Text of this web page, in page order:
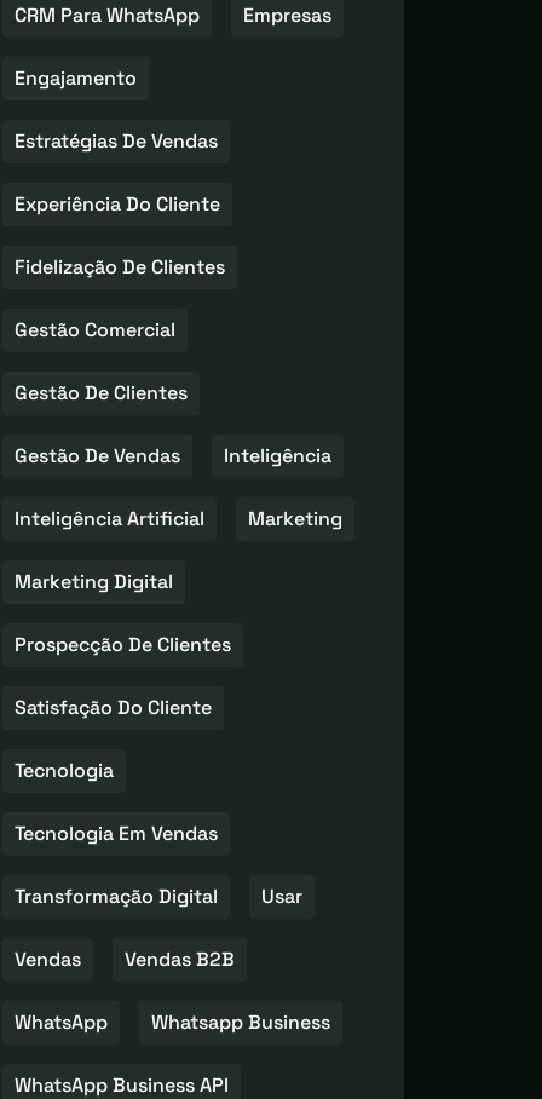
CRM Para WhatsApp Empresas
Engajamento
Estratégias De Vendas
Experiência Do Cliente
Fidelização De Clientes
Gestão Comercial
Gestão De Clientes
Gestão De Vendas Inteligência
Inteligência Artificial Marketing
Marketing Digital
Prospecção De Clientes
Satisfação Do Cliente
Tecnologia
Tecnologia Em Vendas
Transformação Digital Usar
Vendas Vendas B2B
WhatsApp Whatsapp Business
WhatsApp Business API